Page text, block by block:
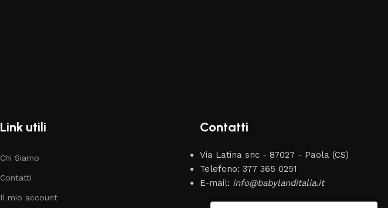
Vincenzo
Link utili
Chi Siamo
Contatti
Il mio account
Contatti
Via Latina snc - 87027 - Paola (CS)
Telefono: 377 365 0251
E-mail: info@babylanditalia.it